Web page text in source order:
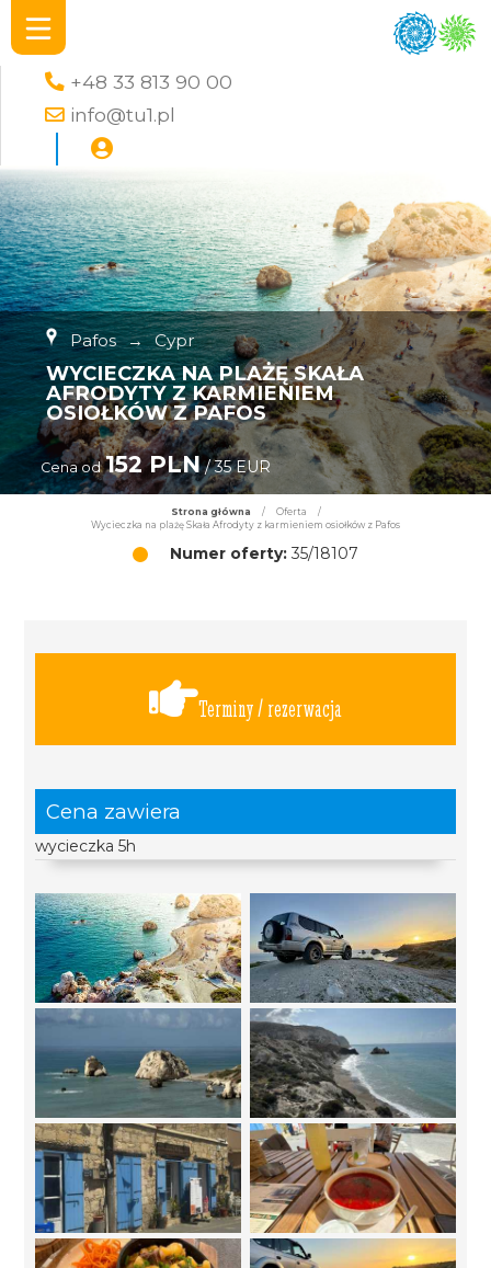
+48 33 813 90 00
info@tu1.pl
Pafos → Cypr
WYCIECZKA NA PLAŻĘ SKAŁA
AFRODYTY Z KARMIENIEM
OSIOŁKÓW Z PAFOS
Cena od 152 PLN/ 35 EUR
Strona główna / Oferta
/
Wycieczka na plażę Skała Afrodyty z karmieniem osiołków z Pafos
Numer oferty: 35/18107
Terminy / rezerwacja
Cena zawiera
wycieczka 5h